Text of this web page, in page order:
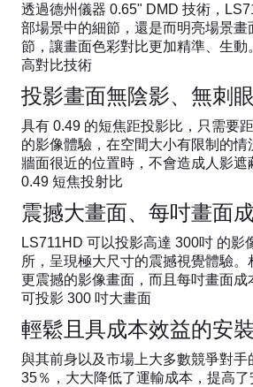
透過德州儀器 0.65" DMD 技術，
部場景中的細節，還是而明亮場景
節，讓畫面色彩對比更加精準、生動
高對比技術
投影畫面無陰影、無刺
具有 0.49 的短焦距投影比，只需要
的影像體驗，在空間大小有限制的
牆面很近的位置時，不會造成人影
0.49 短焦投射比
震撼大畫面、每吋畫面
LS711HD 可以投影高達 300吋 的
所，呈現極大尺寸的震撼視覺體驗
更震撼的影像畫面，而且每吋畫面
可投影 300 吋大畫面
輕鬆且具成本效益的安裝
與其前身以及市場上大多數競爭對
35％，大大降低了運輸成本，提高了